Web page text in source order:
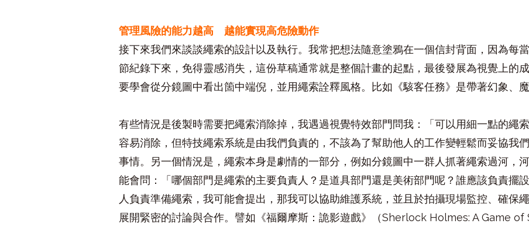
管理風險的能力越高 越能實現高危險動作
接下來我們來談談繩索的設計以及執行。我常把想法隨意塗鴉在一個信封背面，因為每
節紀錄下來，免得靈感消失，這份草稿通常就是整個計畫的起點，最後發展為視覺上的
要學會從分鏡圖中看出箇中端倪，並用繩索詮釋風格。比如《駭客任務》是帶著幻象、魔
有些情況是後製時需要把繩索消除掉，我遇過視覺特效部門問我：「可以用細一點的繩
容易消除，但特技繩索系統是由我們負責的，不該為了幫助他人的工作變輕鬆而妥協我
事情。另一個情況是，繩索本身是劇情的一部分，例如分鏡圖中一群人抓著繩索過河，
能會問：「哪個部門是繩索的主要負責人？是道具部門還是美術部門呢？誰應該負責擺
人負責準備繩索，我可能會提出，那我可以協助維護系統，並且於拍攝現場監控、確保
展開緊密的討論與合作。譬如《福爾摩斯：詭影遊戲》（Sherlock Holmes: A Game